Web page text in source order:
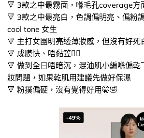
🔻​ 3款之中最霧面，喺毛孔coverage方
🔻​ 3款之中最亮白，色調偏明亮、偏粉
cool tone 女生
🔻 ​主打女團明亮透薄妝感，但沒有好死
🔻​ 成膜快、唔黏笠👍🏻​
🔻​ 做到全日唔暗沉，混油肌小編喺偏乾
妝問題，如果乾肌用建議先做好保濕
🔻​ 粉撲偏硬，沒有覺得好用​​🤫​🤣
-49%